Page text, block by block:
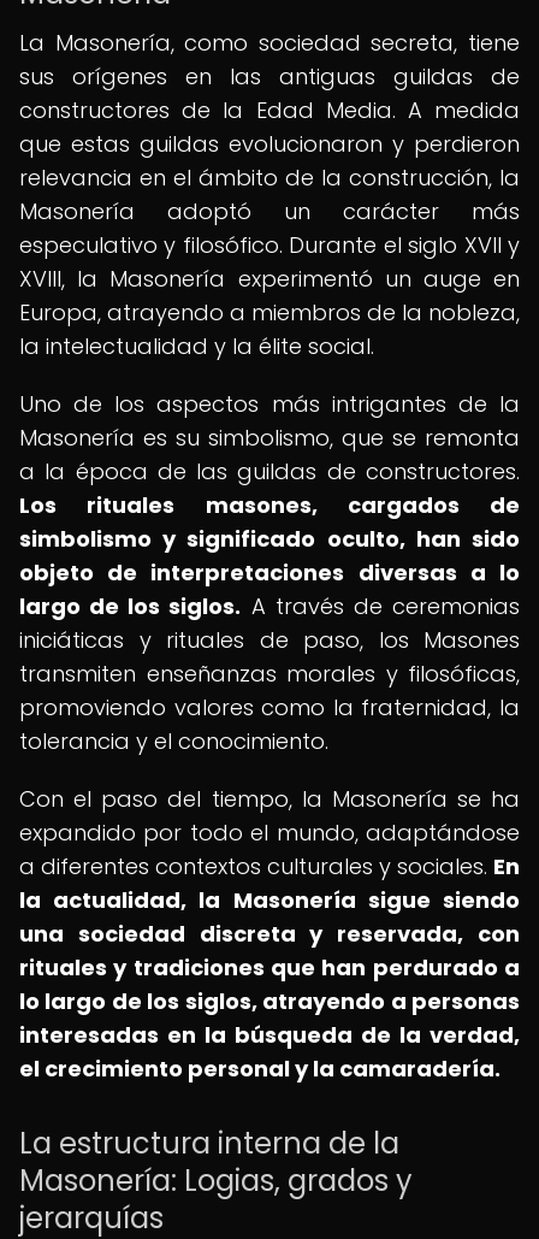
La Masonería, como sociedad secreta, tiene
sus orígenes en las antiguas guildas de
constructores de la Edad Media. A medida
que estas guildas evolucionaron y perdieron
relevancia en el ámbito de la construcción, la
Masonería adoptó un carácter más
especulativo y filosófico. Durante el siglo XVII y
XVIII, la Masonería experimentó un auge en
Europa, atrayendo a miembros de la nobleza,
la intelectualidad y la élite social.
Uno de los aspectos más intrigantes de la
Masonería es su simbolismo, que se remonta
a la época de las guildas de constructores.
Los rituales masones, cargados de
simbolismo y significado oculto, han sido
objeto de interpretaciones diversas a lo
largo de los siglos. A través de ceremonias
iniciáticas y rituales de paso, los Masones
transmiten enseñanzas morales y filosóficas,
promoviendo valores como la fraternidad, la
tolerancia y el conocimiento.
Con el paso del tiempo, la Masonería se ha
expandido por todo el mundo, adaptándose
a diferentes contextos culturales y sociales. En
la actualidad, la Masonería sigue siendo
una sociedad discreta y reservada, con
rituales y tradiciones que han perdurado a
lo largo de los siglos, atrayendo a personas
interesadas en la búsqueda de la verdad,
el crecimiento personal y la camaradería.
La estructura interna de la
Masonería: Logias, grados y
jerarquías